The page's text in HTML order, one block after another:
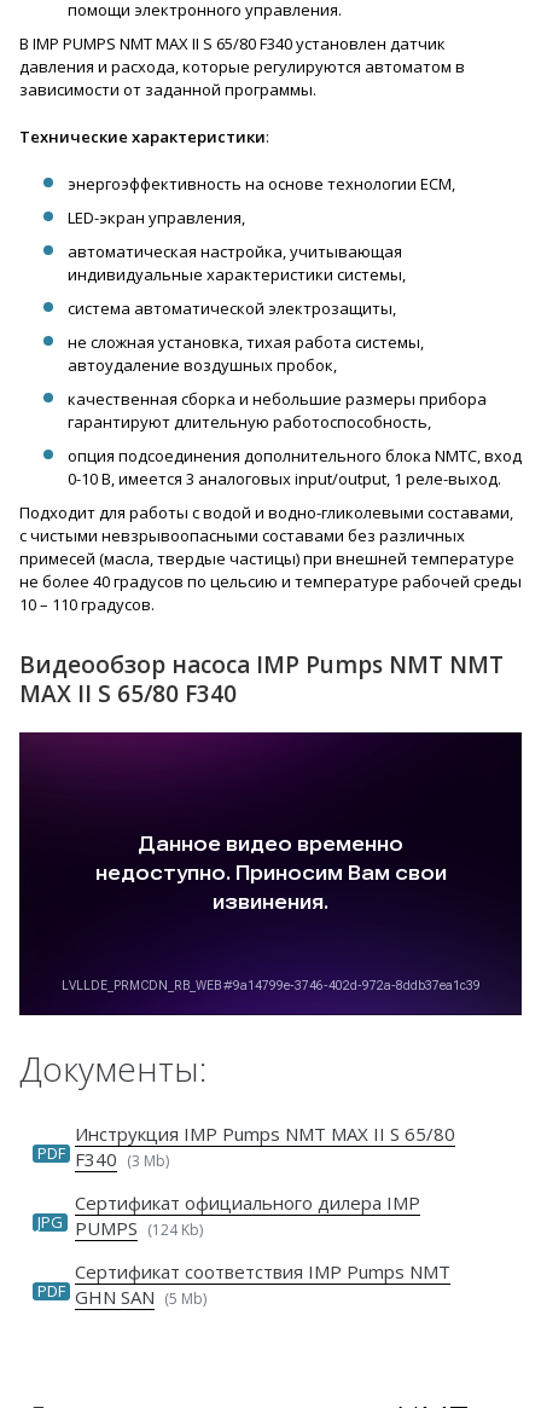
помощи электронного управления.
В IMP PUMPS NMT MAX II S 65/80 F340 установлен датчик
давления и расхода, которые регулируются автоматом в
зависимости от заданной программы.
Технические характеристики:
энергоэффективность на основе технологии ECM,
LED-экран управления,
автоматическая настройка, учитывающая
индивидуальные характеристики системы,
система автоматической электрозащиты,
не сложная установка, тихая работа системы,
автоудаление воздушных пробок,
качественная сборка и небольшие размеры прибора
гарантируют длительную работоспособность,
опция подсоединения дополнительного блока NMTC, вход
0-10 В, имеется 3 аналоговых input/output, 1 реле-выход.
Подходит для работы с водой и водно-гликолевыми составами,
с чистыми невзрывоопасными составами без различных
примесей (масла, твердые частицы) при внешней температуре
не более 40 градусов по цельсию и температуре рабочей среды
10 – 110 градусов.
Видеообзор насоса IMP Pumps NMT NMT
MAX II S 65/80 F340
Документы:
PDF
Инструкция IMP Pumps NMT MAX II S 65/80
F340 (3 Mb)
JPG
Сертификат официального дилера IMP
PUMPS (124 Kb)
PDF
Сертификат соответствия IMP Pumps NMT
GHN SAN (5 Mb)